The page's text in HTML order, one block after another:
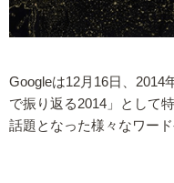
Googleは12月16日、2014
で振り返る2014」として
話題となった様々なワー